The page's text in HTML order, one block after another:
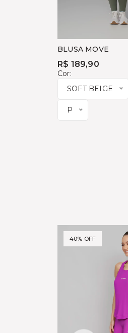
BLUSA MOVE
R$ 189,90
Cor:
SOFT BEIGE
P
40% OFF